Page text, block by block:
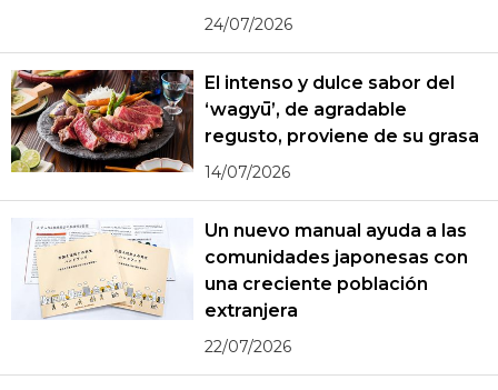
24/07/2026
El intenso y dulce sabor del
‘wagyū’, de agradable
regusto, proviene de su grasa
14/07/2026
Un nuevo manual ayuda a las
comunidades japonesas con
una creciente población
extranjera
22/07/2026